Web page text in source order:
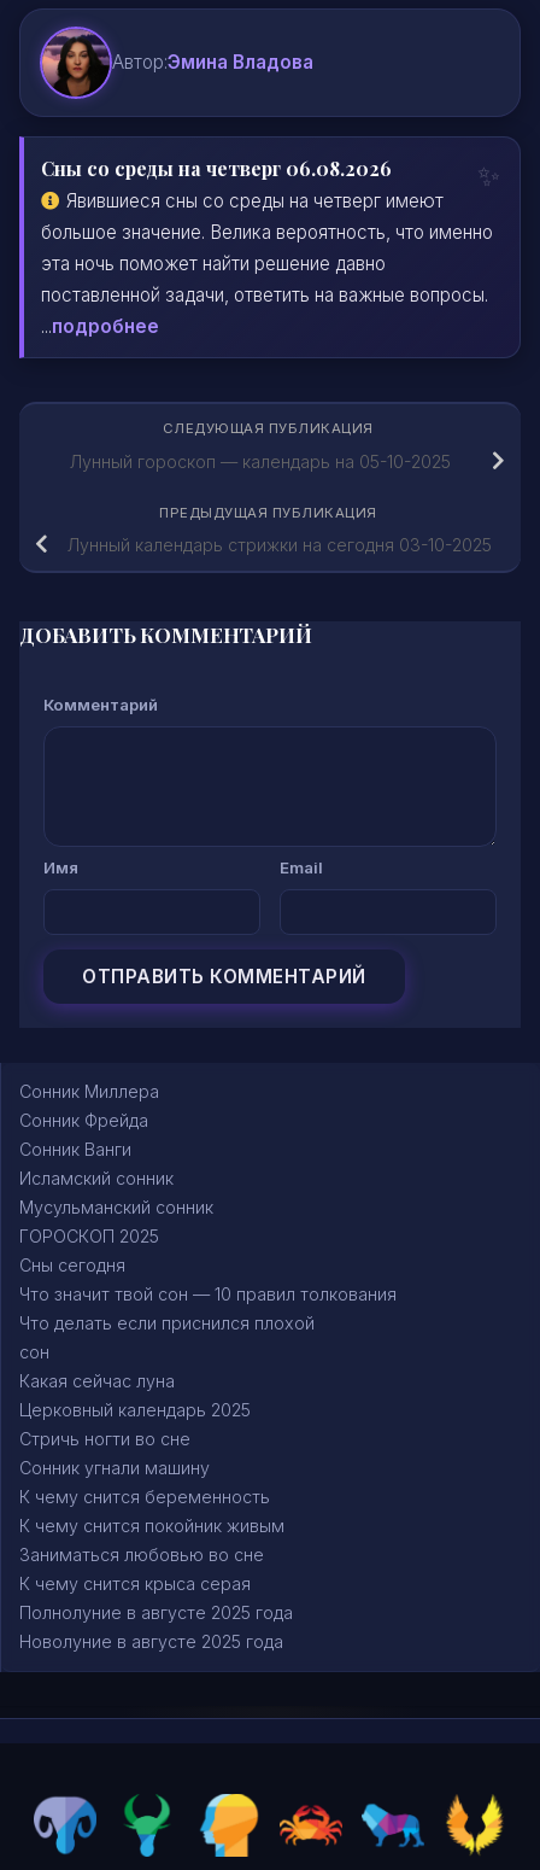
Автор:Эмина Владова
Сны со среды на четверг 06.08.2026
Явившиеся сны со среды на четверг имеют
большое значение. Велика вероятность, что именно
эта ночь поможет найти решение давно
поставленной задачи, ответить на важные вопросы.
...подробнее
СЛЕДУЮЩАЯ ПУБЛИКАЦИЯ
Лунный гороскоп — календарь на 05-10-2025
ПРЕДЫДУЩАЯ ПУБЛИКАЦИЯ
Лунный календарь стрижки на сегодня 03-10-2025
ДОБАВИТЬ КОММЕНТАРИЙ
Комментарий
Имя Email
Сонник Миллера
Сонник Фрейда
Сонник Ванги
Исламский сонник
Мусульманский сонник
ГОРОСКОП 2025
Сны сегодня
Что значит твой сон — 10 правил толкования
Что делать если приснился плохой
сон
Какая сейчас луна
Церковный календарь 2025
Стричь ногти во сне
Сонник угнали машину
К чему снится беременность
К чему снится покойник живым
Заниматься любовью во сне
К чему снится крыса серая
Полнолуние в августе 2025 года
Новолуние в августе 2025 года